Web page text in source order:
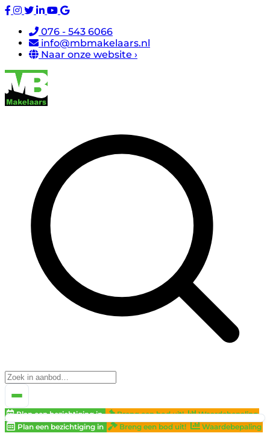
076 - 543 6066
info@mbmakelaars.nl
Naar onze website ›
Plan een bezichtiging in Breng een bod uit!
Waardebepaling
Plan een bezichtiging in
Breng een bod uit! Waardebepaling